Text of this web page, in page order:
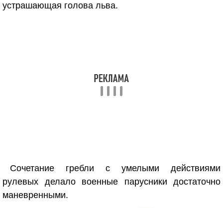
устрашающая голова льва.
Сочетание гребли с умелыми действиями
рулевых делало военные парусники достаточно
маневренными.